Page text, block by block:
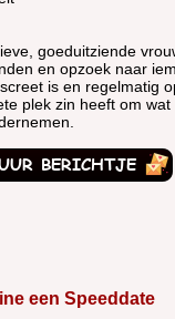
goeduitziende
en opzoek naar
is en regelmatig
plek zin heeft om wat
een Speeddate